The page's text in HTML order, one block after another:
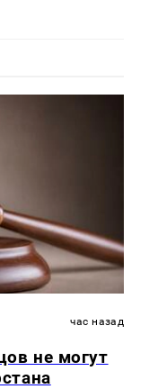
час назад
не могут